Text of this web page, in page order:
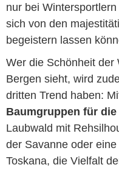
nur bei
sich von den
begeistern lassen
Wer die Schönheit der
Bergen sieht, wird
dritten Trend haben:
Baumgruppen für die
Laubwald mit
der Savanne oder
Toskana, die Vielfalt